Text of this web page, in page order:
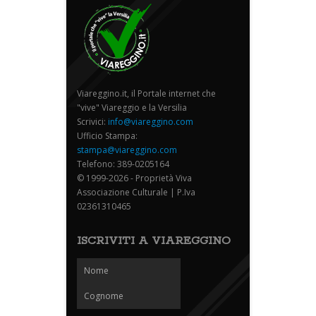
Viareggino.it, il Portale internet che
"vive" Viareggio e la Versilia
Scrivici: info@viareggino.com
Ufficio Stampa:
stampa@viareggino.com
Telefono: 389-0205164
© 1999-2026 - Proprietà Viva
Associazione Culturale | P.Iva
02361310465
ISCRIVITI A VIAREGGINO